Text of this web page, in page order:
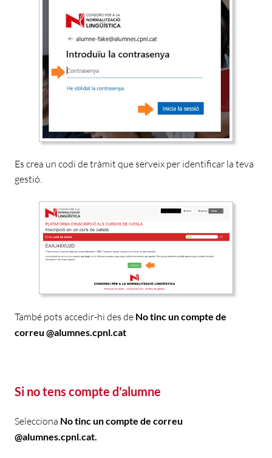
Es crea un codi de tràmit que serveix per identificar la teva
gestió.
També pots accedir-hi des de No tinc un compte de
correu @alumnes.cpnl.cat
Si no tens compte d'alumne
Selecciona No tinc un compte de correu
@alumnes.cpnl.cat.